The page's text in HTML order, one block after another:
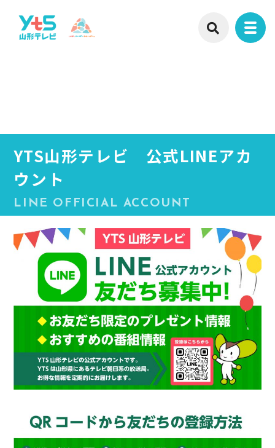
YTS山形テレビ 公式LINEアカ
ウント
LINE OFFICIAL ACCOUNT